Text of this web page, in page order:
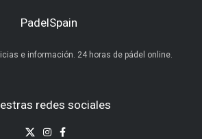
PadelSpain
e información. 24 horas de pádel online.
redes sociales